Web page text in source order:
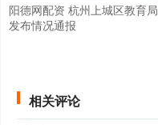
阳德网配资 杭州上城区教育局
发布情况通报
相关评论